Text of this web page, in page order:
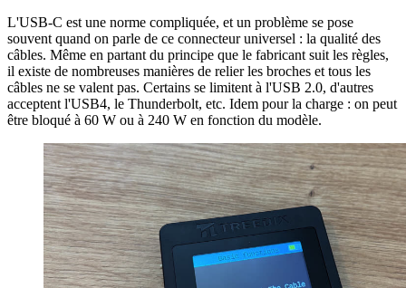
L'USB-C est une norme compliquée, et un problème se pose
souvent quand on parle de ce connecteur universel : la qualité des
câbles. Même en partant du principe que le fabricant suit les règles,
il existe de nombreuses manières de relier les broches et tous les
câbles ne se valent pas. Certains se limitent à l'USB 2.0, d'autres
acceptent l'USB4, le Thunderbolt, etc. Idem pour la charge : on peut
être bloqué à 60 W ou à 240 W en fonction du modèle.